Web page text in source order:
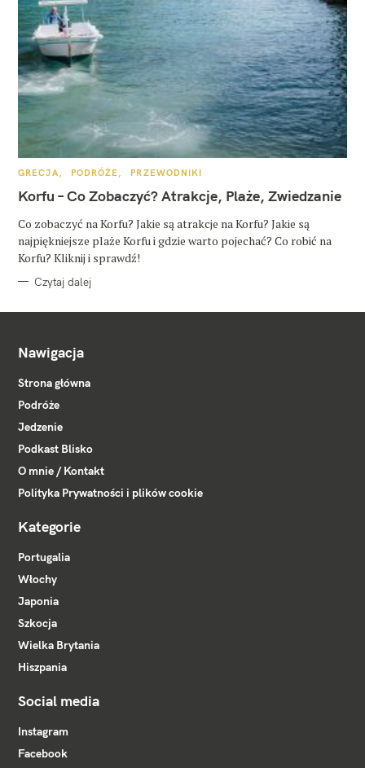
K
T
E
O
R
I
GRECJA PODRÓŻE PRZEWODNIKI
Korfu – Co Zobaczyć? Atrakcje, Plaże, Zwiedzanie
Co zobaczyć na Korfu? Jakie są atrakcje na Korfu? Jakie są
najpiękniejsze plaże Korfu i gdzie warto pojechać? Co robić na
Korfu? Kliknij i sprawdź!
Czytaj dalej
Nawigacja
Strona główna
Podróże
Jedzenie
Podkast Blisko
O mnie / Kontakt
Polityka Prywatności i plików cookie
Kategorie
Portugalia
Włochy
Japonia
Szkocja
Wielka Brytania
Hiszpania
Social media
Instagram
Facebook